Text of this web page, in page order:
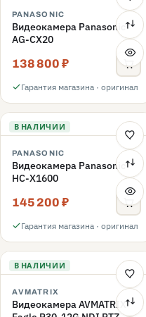
PANASONIC
Видеокамера Panasonic
AG-CX20
138 800 ₽
Гарантия магазина · оригинал
В НАЛИЧИИ
PANASONIC
Видеокамера Panasonic
HC-X1600
145 200 ₽
Гарантия магазина · оригинал
В НАЛИЧИИ
AVMATRIX
Видеокамера AVMATRIX